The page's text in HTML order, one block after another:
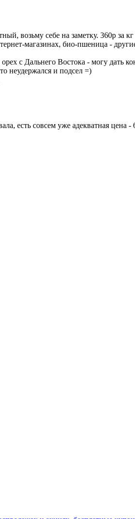
возьму себе на заметку. 360р
магазинах, био-пшеница -
с Дальнего Востока - могу дать
неудержался и подсел =)
есть совсем уже адекватная цена